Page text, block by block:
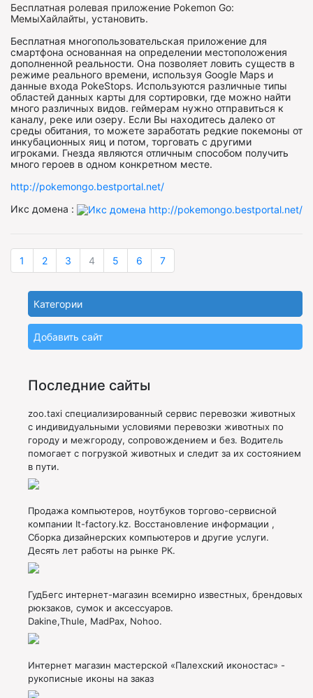
Бесплатная ролевая приложение Pokemon Go:
МемыХайлайты, установить.
Бесплатная многопользовательская приложение для
смартфона основанная на определении местоположения
дополненной реальности. Она позволяет ловить существ в
режиме реального времени, используя Google Maps и
данные входа PokeStops. Используются различные типы
областей данных карты для сортировки, где можно найти
много различных видов. геймерам нужно отправиться к
каналу, реке или озеру. Если Вы находитесь далеко от
среды обитания, то можете заработать редкие покемоны от
инкубационных яиц и потом, торговать с другими
игроками. Гнезда являются отличным способом получить
много героев в одном конкретном месте.
http://pokemongo.bestportal.net/
Икс домена :
1 2 3 4 5 6 7
Категории
Добавить сайт
Последние сайты
zoo.taxi специализированный сервис перевозки животных
с индивидуальными условиями перевозки животных по
городу и межгороду, сопровождением и без. Водитель
помогает с погрузкой животных и следит за их состоянием
в пути.
Продажа компьютеров, ноутбуков торгово-сервисной
компании It-factory.kz. Восстановление информации ,
Сборка дизайнерских компьютеров и другие услуги.
Десять лет работы на рынке РК.
ГудБегс интернет-магазин всемирно известных, брендовых
рюкзаков, сумок и аксессуаров.
Dakine,Thule, MadPax, Nohoo.
Интернет магазин мастерской «Палехский иконостас» -
рукописные иконы на заказ